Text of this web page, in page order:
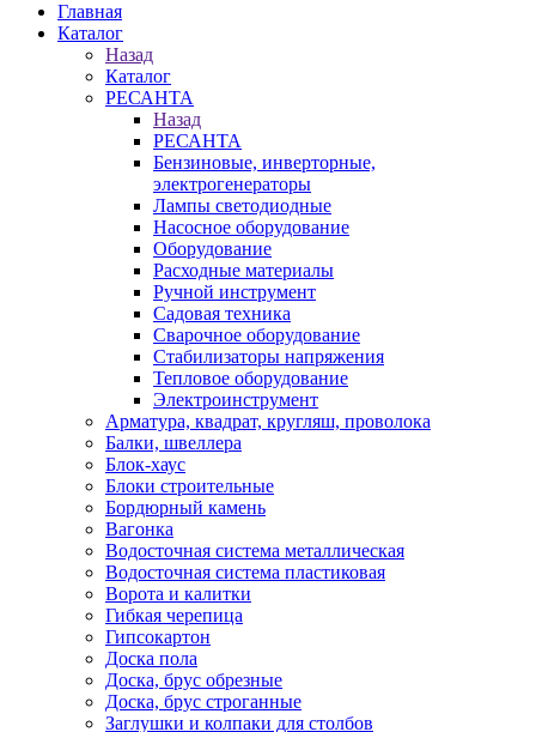
Главная
Каталог
Назад
Каталог
РЕСАНТА
Назад
РЕСАНТА
Бензиновые, инверторные,
электрогенераторы
Лампы светодиодные
Насосное оборудование
Оборудование
Расходные материалы
Ручной инструмент
Садовая техника
Сварочное оборудование
Стабилизаторы напряжения
Тепловое оборудование
Электроинструмент
Арматура, квадрат, кругляш, проволока
Балки, швеллера
Блок-хаус
Блоки строительные
Бордюрный камень
Вагонка
Водосточная система металлическая
Водосточная система пластиковая
Ворота и калитки
Гибкая черепица
Гипсокартон
Доска пола
Доска, брус обрезные
Доска, брус строганные
Заглушки и колпаки для столбов